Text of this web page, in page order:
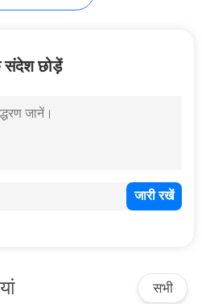
संदेश छोड़ें
सभी